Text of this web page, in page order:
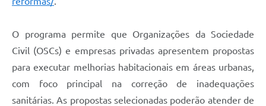
O programa permite que Organizações da Sociedade
Civil (OSCs) e empresas privadas apresentem propostas
para executar melhorias habitacionais em áreas urbanas,
com foco principal na correção de inadequações
sanitárias. As propostas selecionadas poderão atender de